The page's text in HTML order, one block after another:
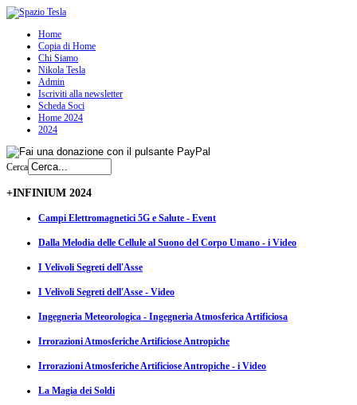
Home
Copia di Home
Chi Siamo
Nikola Tesla
Admin
Iscriviti alla newsletter
Scheda Soci
Home 2024
2024
Cerca
+INFINIUM 2024
Campi Elettromagnetici 5G e Salute - Event
Dalla Melodia delle Cellule al Suono del Corpo Umano - i Video
I Velivoli Segreti dell'Asse
I Velivoli Segreti dell'Asse - Video
Ingegneria Meteorologica - Ingegneria Atmosferica Artificiosa
Irrorazioni Atmosferiche Artificiose Antropiche
Irrorazioni Atmosferiche Artificiose Antropiche - i Video
La Magia dei Soldi